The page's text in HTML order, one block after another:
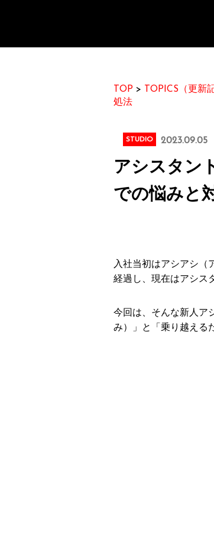
TOP > TOPICS（更新
処法
STUDIO 2023.09.05
アシスタン
での悩みと
入社当初はアシアシ（
経過し、現在はアシス
今回は、そんな新人ア
み）」と「乗り越える